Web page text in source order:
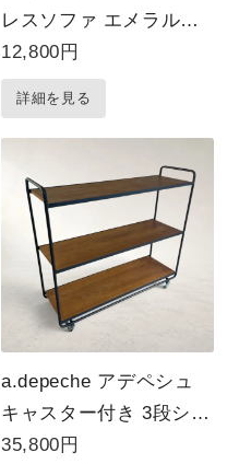
レスソファ エメラルド
グリーン
12,800円
詳細を見る
a.depeche アデペシュ
キャスター付き 3段シェ
ルフ オープンラック ア
35,800円